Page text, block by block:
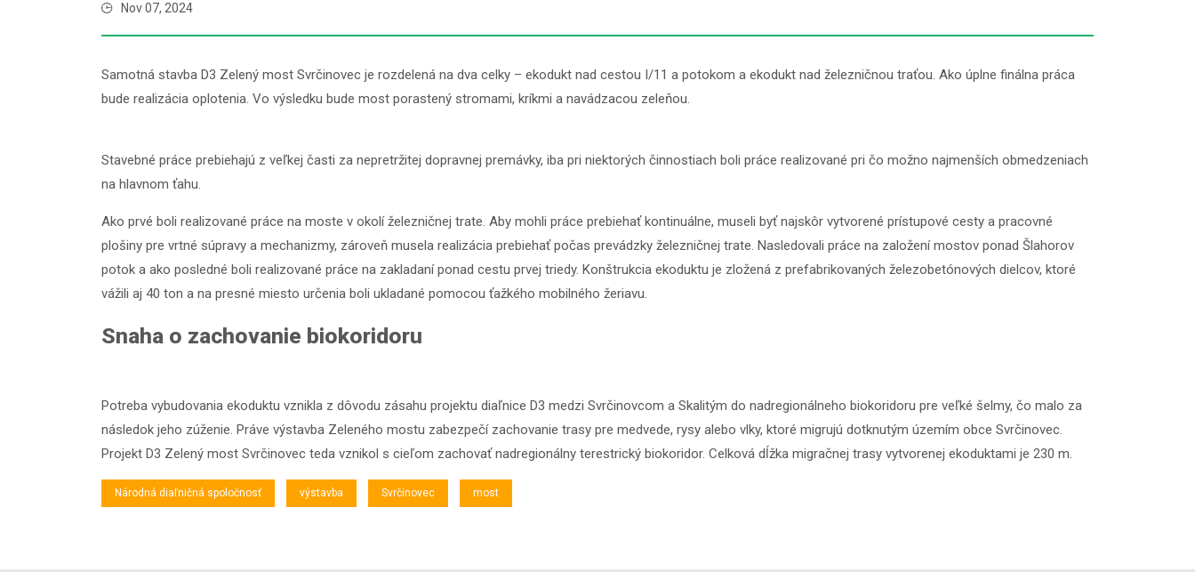
Nov 07, 2024
Samotná stavba D3 Zelený most Svrčinovec je rozdelená na dva celky – ekodukt nad cestou I/11 a potokom a ekodukt nad železničnou traťou. Ako úplne finálna práca
bude realizácia oplotenia. Vo výsledku bude most porastený stromami, kríkmi a navádzacou zeleňou.
Stavebné práce prebiehajú z veľkej časti za nepretržitej dopravnej premávky, iba pri niektorých činnostiach boli práce realizované pri čo možno najmenších obmedzeniach
na hlavnom ťahu.
Ako prvé boli realizované práce na moste v okolí železničnej trate. Aby mohli práce prebiehať kontinuálne, museli byť najskôr vytvorené prístupové cesty a pracovné
plošiny pre vrtné súpravy a mechanizmy, zároveň musela realizácia prebiehať počas prevádzky železničnej trate. Nasledovali práce na založení mostov ponad Šlahorov
potok a ako posledné boli realizované práce na zakladaní ponad cestu prvej triedy. Konštrukcia ekoduktu je zložená z prefabrikovaných železobetónových dielcov, ktoré
vážili aj 40 ton a na presné miesto určenia boli ukladané pomocou ťažkého mobilného žeriavu.
Snaha o zachovanie biokoridoru
Potreba vybudovania ekoduktu vznikla z dôvodu zásahu projektu diaľnice D3 medzi Svrčinovcom a Skalitým do nadregionálneho biokoridoru pre veľké šelmy, čo malo za
následok jeho zúženie. Práve výstavba Zeleného mostu zabezpečí zachovanie trasy pre medvede, rysy alebo vlky, ktoré migrujú dotknutým územím obce Svrčinovec.
Projekt D3 Zelený most Svrčinovec teda vznikol s cieľom zachovať nadregionálny terestrický biokoridor. Celková dĺžka migračnej trasy vytvorenej ekoduktami je 230 m.
Národná diaľničná spoločnosť výstavba Svrčinovec most